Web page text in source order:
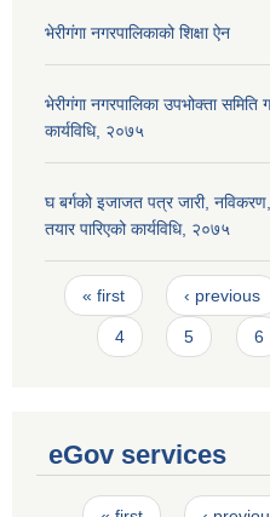
भेरीगंगा नगरपालिकाको शिक्षा ऐन
भेरीगंगा नगरपालिका उपभोक्ता
कार्यविधि, २०७५
घ बर्गको इजाजत पत्र जारी,
तयार पारिएको कार्यविधि, २०७५
Pages
« first ‹ previous
4 5 6
eGov services